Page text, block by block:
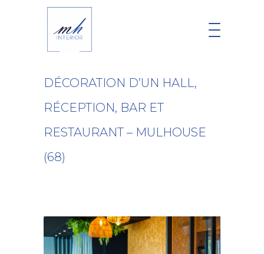
DÉCORATION D’UN HALL,
RÉCEPTION, BAR ET
RESTAURANT – MULHOUSE
(68)